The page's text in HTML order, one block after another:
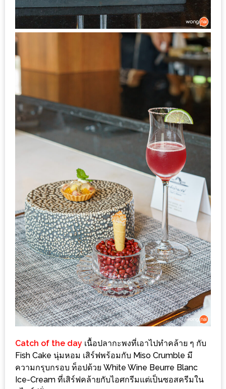
คุ้ม
ครบ
จบ
2017
จัด
แผนที่
ร้าน
หมู
กระทะ
ทั่ว
เชียงใหม่
งบ
ไม่
บาน
ปลาย
อิ่ม
ชิ
ลล์
ไม่
เกิน
Catch of the day เนื้อปลากะพงที่เอาไปทำคล้าย ๆ กับ
Fish Cake นุ่มหอม เสิร์ฟพร้อมกับ Miso Crumble มี
ความกรุบกรอบ ท็อปด้วย White Wine Beurre Blanc
Ice-Cream ที่เสิร์ฟคล้ายกับไอศกรีมแต่เป็นซอสครีมใน